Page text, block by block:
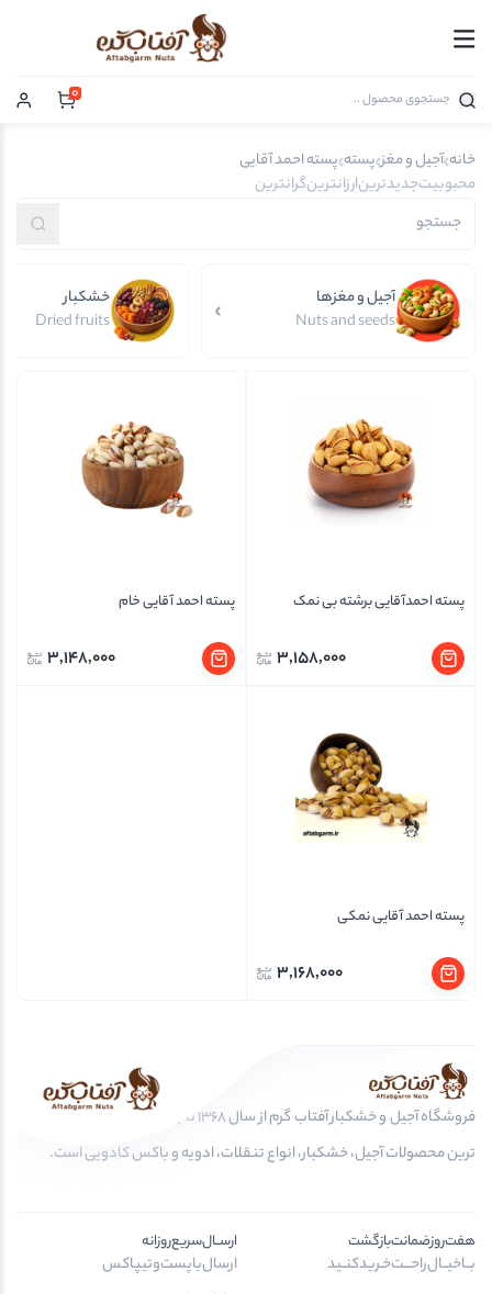
0
خانه آجیل و مغز پسته پسته احمد آقایی
محبوبیتجدیدترینارزانترینگرانترین
آجیل و مغزها
Nuts and seeds
خشکبار
Dried fruits
پسته احمدآقایی برشته بی نمک
3,158,000
پسته احمد آقایی خام
3,148,000
پسته احمد آقایی نمکی
3,168,000
فروشگاه آجیل و خشکبار آفتاب گرم از سال 1368 تا به امروز، عرضه کننده مرغوب
ترین محصولات آجیل، خشکبار، انواع تنقلات، ادویه و باکس کادویی است.
هفت‌روز‌ضمانت‌بازگشت
بــا‌خیــال‌راحـــت‌خـرید‌کنــید
ارســال‌سریع‌روزانه
ارسال‌با‌پست‌و‌تیپاکس